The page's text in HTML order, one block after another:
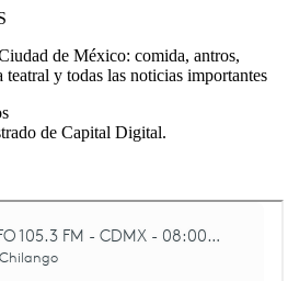
de México: comida, antros,
teatral y todas las noticias importantes
de Capital Digital.